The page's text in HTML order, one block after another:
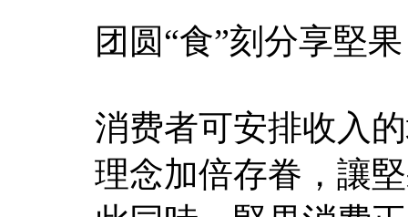
团圆“食”刻分享堅果
消费者可安排收入
理念加倍存眷，讓